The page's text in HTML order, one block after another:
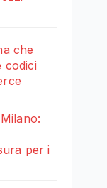
che
codici
per i